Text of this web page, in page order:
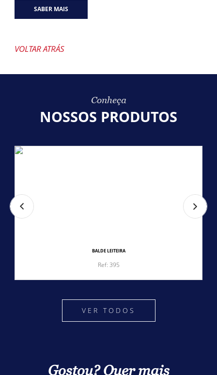
SABER MAIS
VOLTAR ATRÁS
Conheça
NOSSOS PRODUTOS
BALDE LEITEIRA
Ref: 395
VER TODOS
Gostou? Quer mais